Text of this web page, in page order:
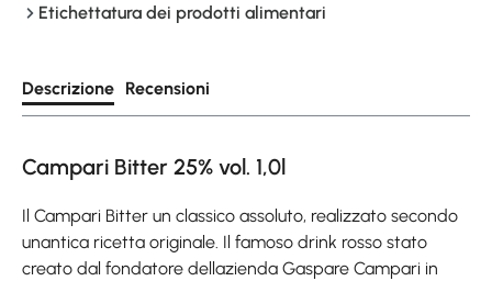
Etichettatura dei prodotti alimentari
Descrizione Recensioni
Campari Bitter 25% vol. 1,0l
Il Campari Bitter un classico assoluto, realizzato secondo
unantica ricetta originale. Il famoso drink rosso stato
creato dal fondatore dellazienda Gaspare Campari in